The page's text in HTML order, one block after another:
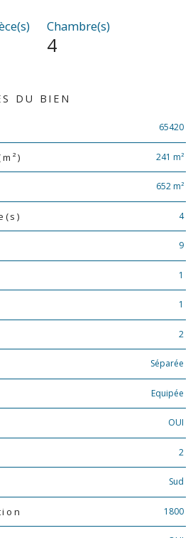
Chambre(s)
4
DU BIEN
65420
241 m²
652 m²
4
9
1
1
2
Séparée
Equipée
OUI
2
Sud
1800